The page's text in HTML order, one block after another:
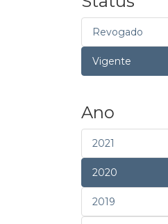
Revogado
Vigente
Ano
2021
2020
2019